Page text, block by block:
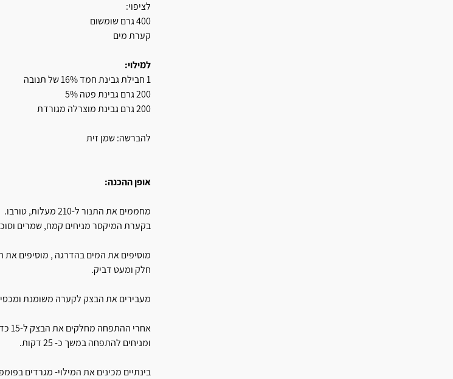
לציפוי:
400 גרם שומשום
קערת מים
למילוי:
1 חבילת גבינת חמד 16% של תנובה
200 גרם גבינת פטה 5%
200 גרם גבינת מוצרלה מגורדת
להברשה: שמן זית
אופן ההכנה:
מחממים את התנור ל-210 מעלות, טורבו.
בקערת המיקסר מניחים קמח, שמרים
חלק ומעט דביק.
מעבירים את הבצק לקערה משומנת
אחרי ההתפחה מחלקים את הבצק ל-15 כדורים.
ומניחים להתפחה במשך כ- 25 דקות.
בינתיים מכינים את המילוי- מגרדים